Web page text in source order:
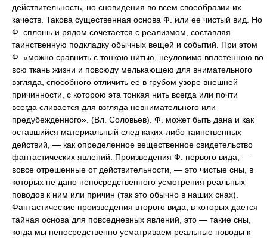
действительность, но сновидения во всем своеобразии их
качеств. Такова существенная основа Ф. или ее чистый вид. Но
Ф. сплошь и рядом сочетается с реализмом, составляя
таинственную подкладку обычных вещей и событий. При этом
Ф. «можно сравнить с тонкою нитью, неуловимо вплетенною во
всю ткань жизни и повсюду мелькающею для внимательного
взгляда, способного отличить ее в грубом узоре внешней
причинности, с которою эта тонкая нить всегда или почти
всегда сливается для взгляда невнимательного или
предубежденного». (Вл. Соловьев). Ф. может быть дана и как
оставшийся материальный след каких-либо таинственных
действий, — как определенное вещественное свидетельство
фантастических явлений. Произведения Ф. первого вида, —
вовсе отрешенные от действительности, — это чистые сны, в
которых не дано непосредственного усмотрения реальных
поводов к ним или причин (так это обычно в наших снах).
Фантастические произведения второго вида, в которых дается
тайная основа для повседневных явлений, это — такие сны,
когда мы непосредственно усматриваем реальные поводы к